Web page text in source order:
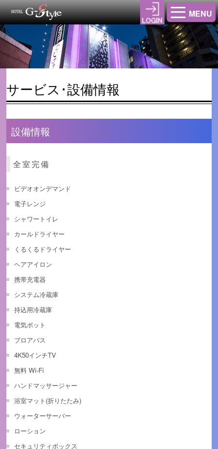
MENU
サービス･設備情報
設備情報
全室完備
ビデオオンデマンド
電子レンジ
シャワートイレ
カールドライヤー
くるくるドライヤー
ヘアアイロン
携帯充電器
システム冷蔵庫
持込用冷蔵庫
電気ポット
ブロアバス
4K50インチTV
無料 Wi-Fi
ハンドマッサージャー
浴室マット(折りたたみ)
ウォーターサーバー
ローション
セキュリティボックス